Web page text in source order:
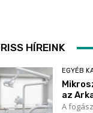
HÍREINK
EGYÉB
az
A